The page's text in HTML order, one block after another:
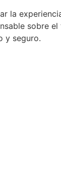
la
sobre
y seguro.